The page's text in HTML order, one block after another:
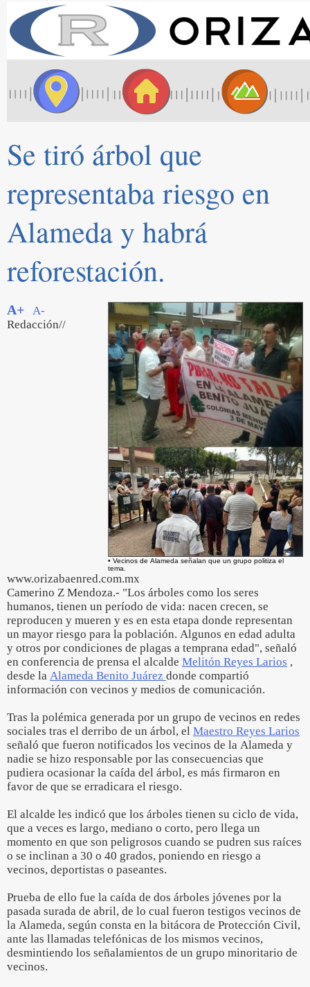
Se tiró árbol que
representaba riesgo en
Alameda y habrá
reforestación.
• Vecinos de Alameda señalan que un grupo politiza el
tema.
A+
A-
Redacción//
www.orizabaenred.com.mx
Camerino Z Mendoza.- "Los árboles como los seres
humanos, tienen un período de vida: nacen crecen, se
reproducen y mueren y es en esta etapa donde representan
un mayor riesgo para la población. Algunos en edad adulta
y otros por condiciones de plagas a temprana edad", señaló
en conferencia de prensa el alcalde Melitón Reyes Larios ,
desde la Alameda Benito Juárez donde compartió
información con vecinos y medios de comunicación.
Tras la polémica generada por un grupo de vecinos en redes
sociales tras el derribo de un árbol, el Maestro Reyes Larios
señaló que fueron notificados los vecinos de la Alameda y
nadie se hizo responsable por las consecuencias que
pudiera ocasionar la caída del árbol, es más firmaron en
favor de que se erradicara el riesgo.
El alcalde les indicó que los árboles tienen su ciclo de vida,
que a veces es largo, mediano o corto, pero llega un
momento en que son peligrosos cuando se pudren sus raíces
o se inclinan a 30 o 40 grados, poniendo en riesgo a
vecinos, deportistas o paseantes.
Prueba de ello fue la caída de dos árboles jóvenes por la
pasada surada de abril, de lo cual fueron testigos vecinos de
la Alameda, según consta en la bitácora de Protección Civil,
ante las llamadas telefónicas de los mismos vecinos,
desmintiendo los señalamientos de un grupo minoritario de
vecinos.